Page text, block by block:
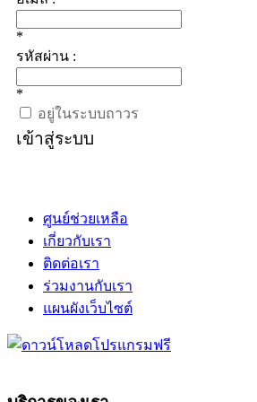
*
รหัสผ่าน :
*
อยู่ในระบบถาวร
เข้าสู่ระบบ
ศูนย์ช่วยเหลือ
เกี่ยวกับเรา
ติดต่อเรา
ร่วมงานกับเรา
แผนผังเว็บไซต์